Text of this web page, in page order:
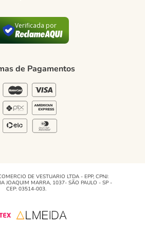
Verificada por
de Pagamentos
DE VESTUARIO LTDA - EPP, CPNJ:
JOAQUIM MARRA, 1037- SÃO PAULO - SP -
CEP: 03514-003.